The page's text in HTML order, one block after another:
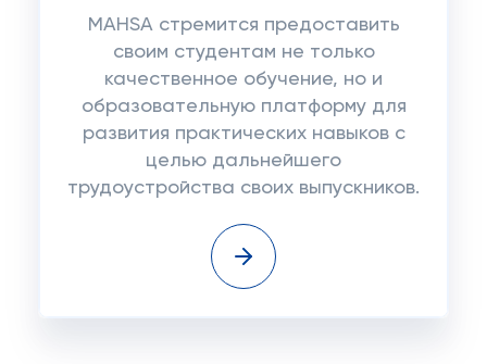
MAHSA стремится предоставить
своим студентам не только
качественное обучение, но и
образовательную платформу для
развития практических навыков с
целью дальнейшего
трудоустройства своих выпускников.